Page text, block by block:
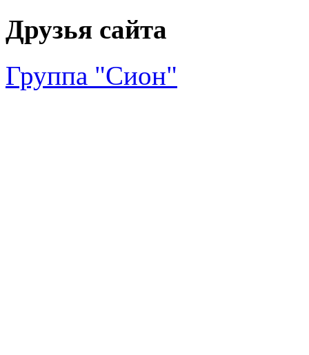
Друзья сайта
Группа "Сион"